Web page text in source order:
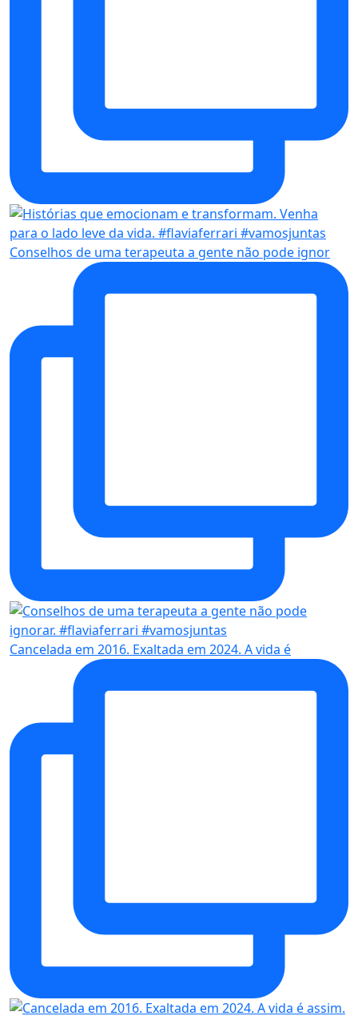
Conselhos de uma terapeuta a gente não pode ignor
Cancelada em 2016. Exaltada em 2024. A vida é